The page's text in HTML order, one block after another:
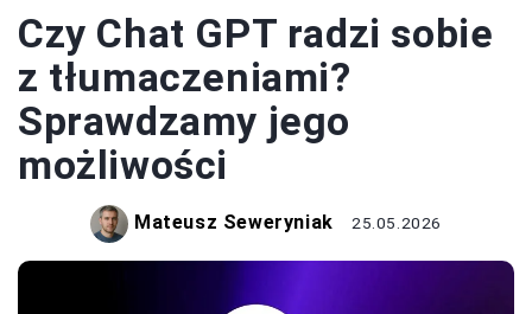
Czy Chat GPT radzi sobie
z tłumaczeniami?
Sprawdzamy jego
możliwości
Mateusz Seweryniak 25.05.2026